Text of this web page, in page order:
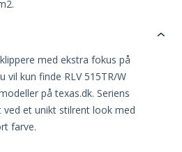
med ekstra fokus på
vil kun finde RLV 515TR/W
på texas.dk. Seriens
ved et unikt stilrent look med
farve.